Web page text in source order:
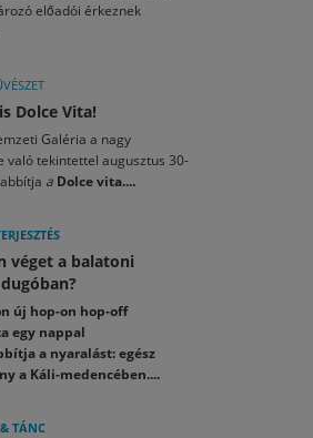
előadói érkeznek
Dolce Vita!
Galéria a nagy
való tekintettel augusztus 30-
a Dolce vita....
véget a balatoni
új hop-on hop-off
egy nappal
a nyaralást: egész
a Káli-medencében....
TÁNC